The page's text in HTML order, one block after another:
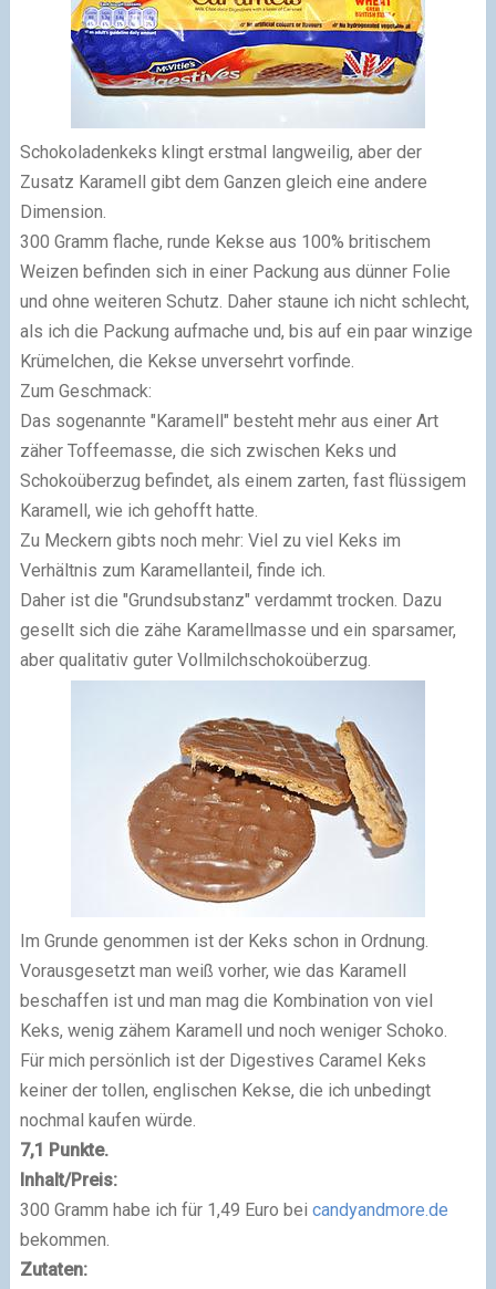
Schokoladenkeks klingt erstmal langweilig, aber der
Zusatz Karamell gibt dem Ganzen gleich eine andere
Dimension.
300 Gramm flache, runde Kekse aus 100% britischem
Weizen befinden sich in einer Packung aus dünner Folie
und ohne weiteren Schutz. Daher staune ich nicht schlecht,
als ich die Packung aufmache und, bis auf ein paar winzige
Krümelchen, die Kekse unversehrt vorfinde.
Zum Geschmack:
Das sogenannte "Karamell" besteht mehr aus einer Art
zäher Toffeemasse, die sich zwischen Keks und
Schokoüberzug befindet, als einem zarten, fast flüssigem
Karamell, wie ich gehofft hatte.
Zu Meckern gibts noch mehr: Viel zu viel Keks im
Verhältnis zum Karamellanteil, finde ich.
Daher ist die "Grundsubstanz" verdammt trocken. Dazu
gesellt sich die zähe Karamellmasse und ein sparsamer,
aber qualitativ guter Vollmilchschokoüberzug.
Im Grunde genommen ist der Keks schon in Ordnung.
Vorausgesetzt man weiß vorher, wie das Karamell
beschaffen ist und man mag die Kombination von viel
Keks, wenig zähem Karamell und noch weniger Schoko.
Für mich persönlich ist der Digestives Caramel Keks
keiner der tollen, englischen Kekse, die ich unbedingt
nochmal kaufen würde.
7,1 Punkte.
Inhalt/Preis:
300 Gramm habe ich für 1,49 Euro bei candyandmore.de
bekommen.
Zutaten: